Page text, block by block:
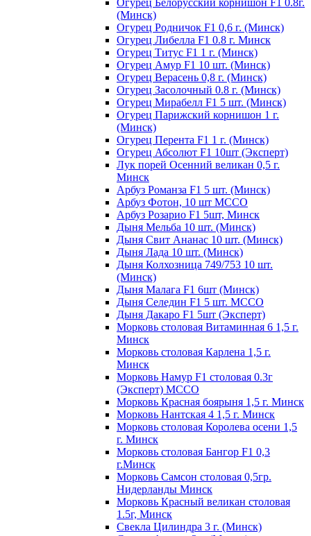
Огурец Белорусский корнишон F1 0.8г.
(Минск)
Огурец Родничок F1 0,6 г. (Минск)
Огурец Либелла F1 0.8 г. Минск
Огурец Титус F1 1 г. (Минск)
Огурец Амур F1 10 шт. (Минск)
Огурец Верасень 0,8 г. (Минск)
Огурец Засолочный 0.8 г. (Минск)
Огурец Мирабелл F1 5 шт. (Минск)
Огурец Парижский корнишон 1 г.
(Минск)
Огурец Перента F1 1 г. (Минск)
Огурец Абсолют F1 10шт (Эксперт)
Лук порей Осенний великан 0,5 г.
Минск
Арбуз Романза F1 5 шт. (Минск)
Арбуз Фотон, 10 шт МССО
Арбуз Розарио F1 5шт, Минск
Дыня Мельба 10 шт. (Минск)
Дыня Свит Ананас 10 шт. (Минск)
Дыня Лада 10 шт. (Минск)
Дыня Колхозница 749/753 10 шт.
(Минск)
Дыня Малага F1 6шт (Минск)
Дыня Селедин F1 5 шт. МССО
Дыня Дакаро F1 5шт (Эксперт)
Морковь столовая Витаминная 6 1,5 г.
Минск
Морковь столовая Карлена 1,5 г.
Минск
Морковь Намур F1 столовая 0.3г
(Эксперт) МССО
Морковь Красная боярыня 1,5 г. Минск
Морковь Нантская 4 1,5 г. Минск
Морковь столовая Королева осени 1,5
г. Минск
Морковь столовая Бангор F1 0,3
г.Минск
Морковь Самсон столовая 0,5гр.
Нидерланды Минск
Морковь Красный великан столовая
1.5г, Минск
Свекла Цилиндра 3 г. (Минск)